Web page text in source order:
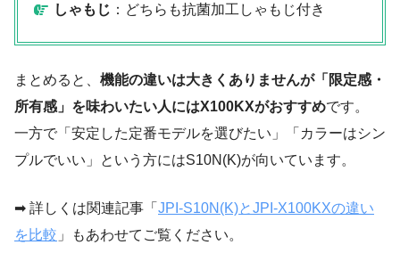
しゃもじ ：どちらも抗菌加工しゃもじ付き
まとめると、 機能の違いは大きくありませんが「限定感・
所有感」を味わいたい人にはX100KXがおすすめです。
一方で「安定した定番モデルを選びたい」「カラーはシン
プルでいい」という方にはS10N(K)が向いています。
➡ 詳しくは関連記事「 JPI-S10N(K)とJPI-X100KXの違い
を比較 」もあわせてご覧ください。